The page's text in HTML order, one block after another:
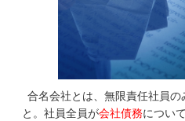
合名会社とは、無限責任社員の
と。社員全員が会社債務につい